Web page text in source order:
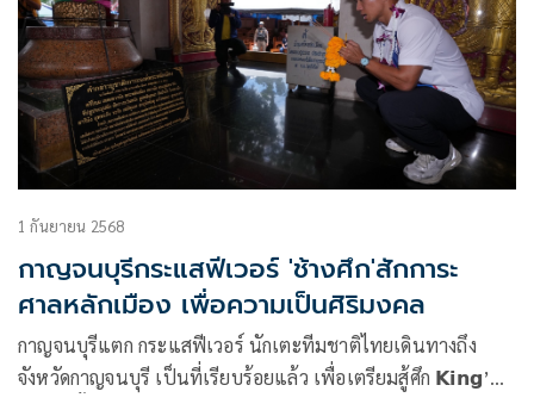
1 กันยายน 2568
กาญจนบุรีกระแสฟีเวอร์ 'ช้างศึก'สักการะ
ศาลหลักเมือง เพื่อความเป็นศิริมงคล
กาญจนบุรีแตก กระแสฟีเวอร์ นักเตะทีมชาติไทยเดินทางถึง
จังหวัดกาญจนบุรี เป็นที่เรียบร้อยแล้ว เพื่อเตรียมสู้ศึก 𝗞𝗶𝗻𝗴’𝘀